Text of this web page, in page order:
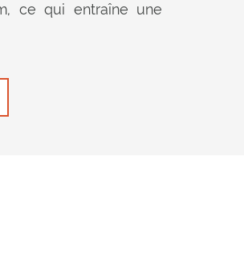
ce qui entraîne une
couteau installé à
les deux positions du